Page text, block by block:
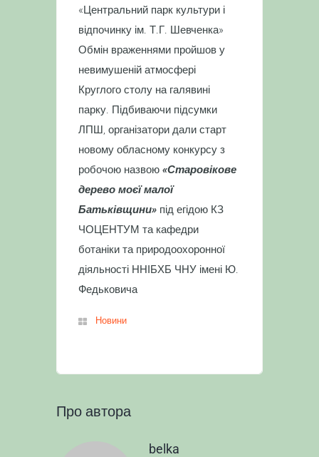
«Центральний парк культури і
відпочинку ім. Т.Г. Шевченка»
Обмін враженнями пройшов у
невимушеній атмосфері
Круглого столу на галявині
парку. Підбиваючи підсумки
ЛПШ, організатори дали старт
новому обласному конкурсу з
робочою назвою «Старовікове
дерево моєї малої
Батьківщини» під егідою КЗ
ЧОЦЕНТУМ та кафедри
ботаніки та природоохоронної
діяльності ННІБХБ ЧНУ імені Ю.
Федьковича
Новини
Про автора
belka